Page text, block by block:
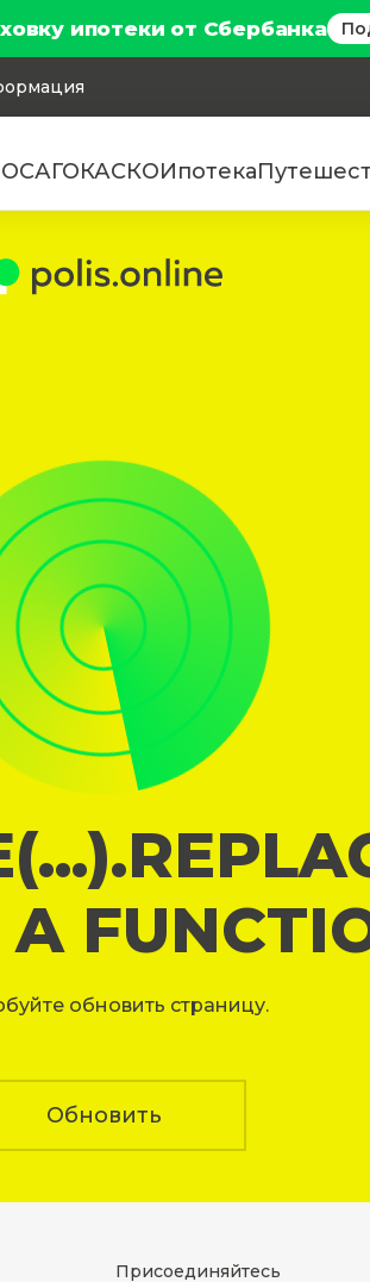
ипотеки от Сбербанка
ОСАГОКАСКОИпотека
A
обновить страницу.
Обновить
Присоединяйтесь